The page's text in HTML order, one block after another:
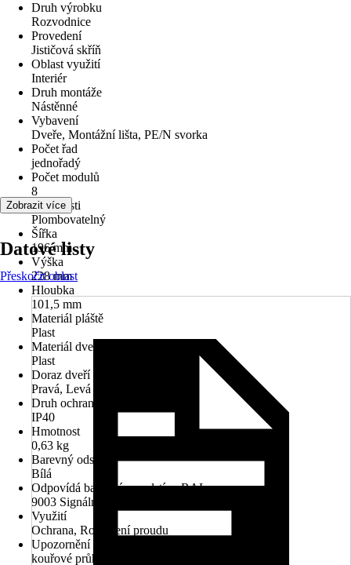
Druh výrobku
Rozvodnice
Provedení
Jističová skříň
Oblast využití
Interiér
Druh montáže
Nástěnné
Vybavení
Dveře, Montážní lišta, PE/N svorka
Počet řad
jednořadý
Počet modulů
8
Vlastnosti
Plombovatelný
Šířka
196 mm
Výška
228 mm
Hloubka
101,5 mm
Materiál pláště
Plast
Materiál dveří
Plast
Doraz dveří
Pravá, Levá
Druh ochrany
IP40
Hmotnost
0,63 kg
Barevný odstín
Bílá
Odpovídá barevnému odstínu RAL
9003 Signální bílá
Využití
Ochrana, Rozložení proudu
Upozornění
kouřové průhledné dveře
Zobrazit více
Datové listy
Přeskočit oblast